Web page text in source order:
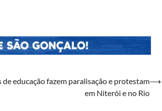
educação fazem paralisação e protestam
em Niterói e no Rio
⟶